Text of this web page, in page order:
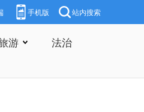
手机版 站内搜索
游
法治